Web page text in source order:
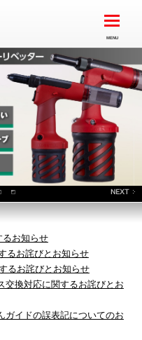
るお知らせ
るお詫びとお知らせ
るお詫びとお知らせ
交換対応に関するお詫びとお
ガイドの誤表記についてのお